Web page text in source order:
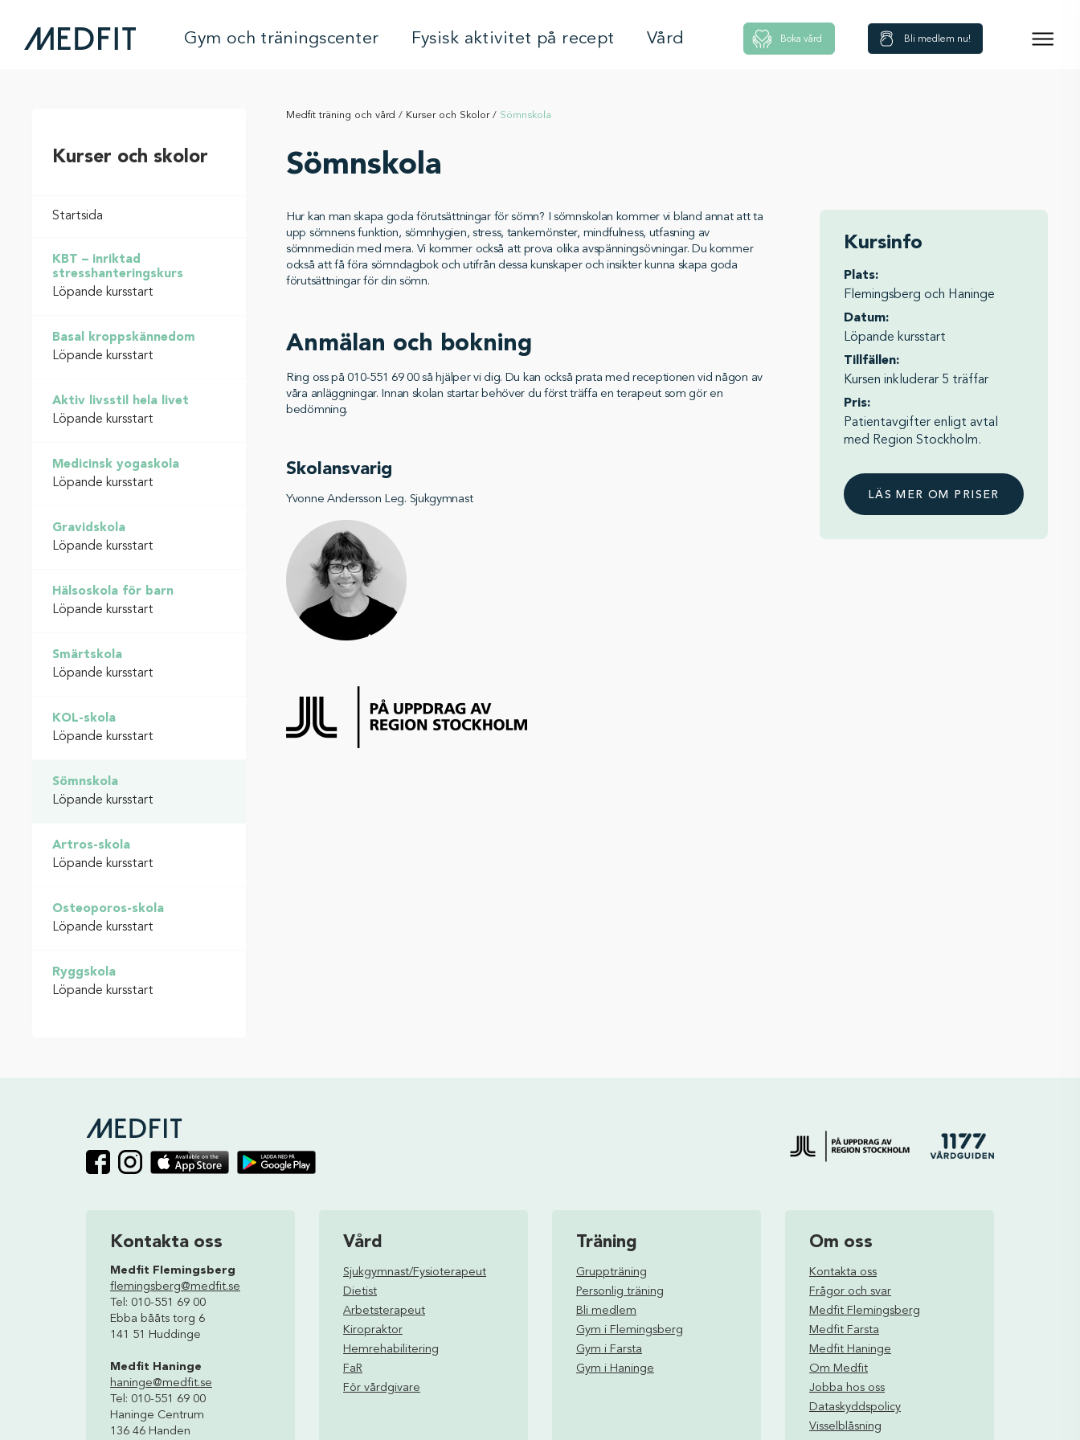
Gym och träningscenter Fysisk aktivitet på recept Vård Boka vård Bli medlem nu!
Kurser och skolor
Startsida
KBT – inriktad
stresshanteringskurs
Löpande kursstart
Basal kroppskännedom
Löpande kursstart
Aktiv livsstil hela livet
Löpande kursstart
Medicinsk yogaskola
Löpande kursstart
Gravidskola
Löpande kursstart
Hälsoskola för barn
Löpande kursstart
Smärtskola
Löpande kursstart
KOL-skola
Löpande kursstart
Sömnskola
Löpande kursstart
Artros-skola
Löpande kursstart
Osteoporos-skola
Löpande kursstart
Ryggskola
Löpande kursstart
Medfit träning och vård / Kurser och Skolor/ Sömnskola
Sömnskola
Hur kan man skapa goda förutsättningar för sömn? I sömnskolan kommer vi bland annat att ta
upp sömnens funktion, sömnhygien, stress, tankemönster, mindfulness, utfasning av
sömnmedicin med mera. Vi kommer också att prova olika avspänningsövningar. Du kommer
också att få föra sömndagbok och utifrån dessa kunskaper och insikter kunna skapa goda
förutsättningar för din sömn.
Anmälan och bokning
Ring oss på 010-551 69 00 så hjälper vi dig. Du kan också prata med receptionen vid någon av
våra anläggningar. Innan skolan startar behöver du först träffa en terapeut som gör en
bedömning.
Skolansvarig
Yvonne Andersson Leg. Sjukgymnast
Kursinfo
Plats:
Flemingsberg och Haninge
Datum:
Löpande kursstart
Tillfällen:
Kursen inkluderar 5 träffar
Pris:
Patientavgifter enligt avtal
med Region Stockholm.
LÄS MER OM PRISER
Kontakta oss
Medfit Flemingsberg
flemingsberg@medfit.se
Tel: 010-551 69 00
Ebba bååts torg 6
141 51 Huddinge
Medfit Haninge
haninge@medfit.se
Tel: 010-551 69 00
Haninge Centrum
136 46 Handen
Vård
Sjukgymnast/Fysioterapeut
Dietist
Arbetsterapeut
Kiropraktor
Hemrehabilitering
FaR
För vårdgivare
Träning
Gruppträning
Personlig träning
Bli medlem
Gym i Flemingsberg
Gym i Farsta
Gym i Haninge
Om oss
Kontakta oss
Frågor och svar
Medfit Flemingsberg
Medfit Farsta
Medfit Haninge
Om Medfit
Jobba hos oss
Dataskyddspolicy
Visselblåsning